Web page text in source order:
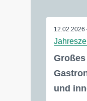
12.02.2026
und